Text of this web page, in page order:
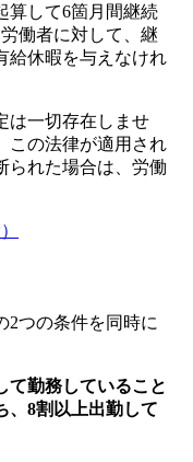
算して6箇月間継続
働者に対して、継
給休暇を与えなけれ
は一切存在しませ
この法律が適用され
られた場合は、労働
2つの条件を同時に
て勤務していること
、8割以上出勤して